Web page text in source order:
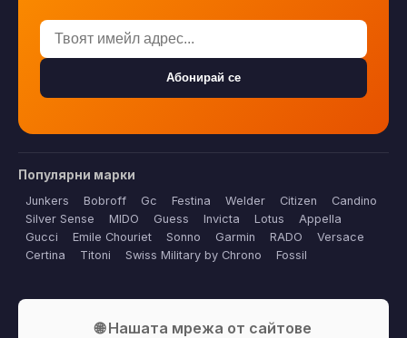
Абонирай се
Популярни марки
Junkers Bobroff Gc Festina Welder Citizen
Candino
Silver Sense
MIDO Guess Invicta Lotus
Appella
Gucci
Emile Chouriet Sonno Garmin RADO
Versace
Certina
Titoni Swiss Military by Chrono Fossil
🌐 Нашата мрежа от сайтове